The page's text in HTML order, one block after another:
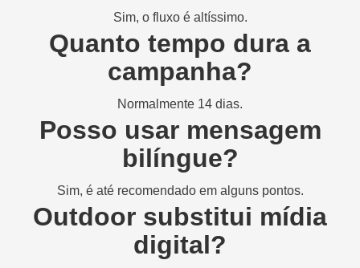
Sim, o fluxo é altíssimo.
Quanto tempo dura a
campanha?
Normalmente 14 dias.
Posso usar mensagem
bilíngue?
Sim, é até recomendado em alguns pontos.
Outdoor substitui mídia
digital?